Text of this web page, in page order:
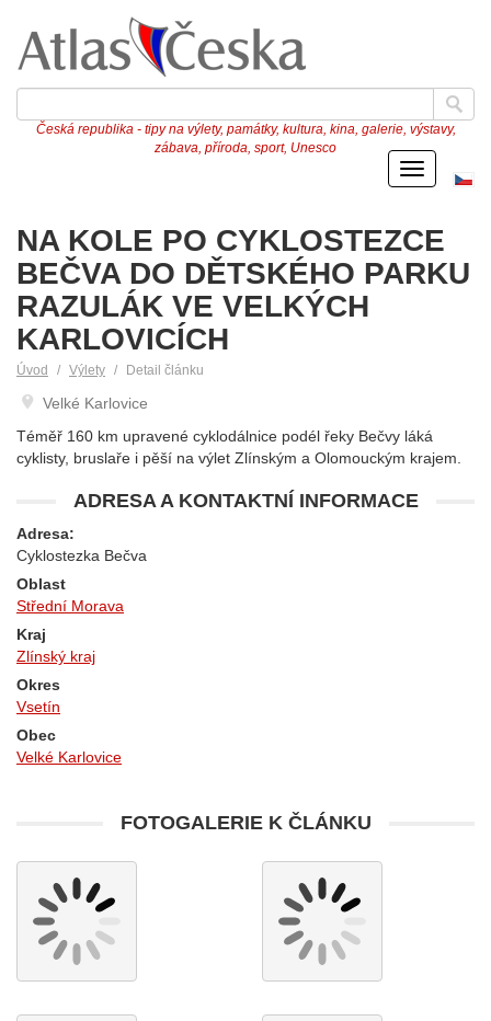
Česká republika - tipy na výlety, památky, kultura, kina, galerie, výstavy,
zábava, příroda, sport, Unesco
Menu
NA KOLE PO CYKLOSTEZCE
BEČVA DO DĚTSKÉHO PARKU
RAZULÁK VE VELKÝCH
KARLOVICÍCH
Úvod Výlety Detail článku
Velké Karlovice
Téměř 160 km upravené cyklodálnice podél řeky Bečvy láká
cyklisty, bruslaře i pěší na výlet Zlínským a Olomouckým krajem.
ADRESA A KONTAKTNÍ INFORMACE
Adresa:
Cyklostezka Bečva
Oblast
Střední Morava
Kraj
Zlínský kraj
Okres
Vsetín
Obec
Velké Karlovice
FOTOGALERIE K ČLÁNKU